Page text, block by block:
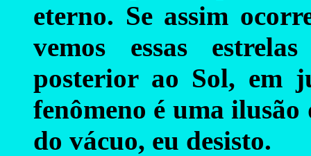
eterno. Se assim
vemos essas
posterior ao Sol, em
fenômeno é uma
do vácuo, eu desisto.